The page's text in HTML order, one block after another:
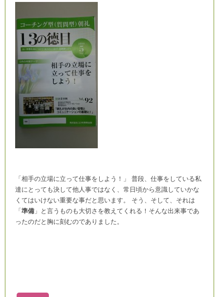
「相手の立場に立って仕事をしよう！」 普段、仕事をしている私
達にとっても決して他人事ではなく、常日頃から意識していかな
くてはいけない重要な事だと思います。 そう、そして、それは
「 準備 」と言うものも大切さを教えてくれる！そんな出来事であ
ったのだと胸に刻むのでありました。